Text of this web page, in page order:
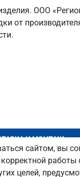
ООО
от
И МОНТАЖ
сайтом, вы
работы
целей,